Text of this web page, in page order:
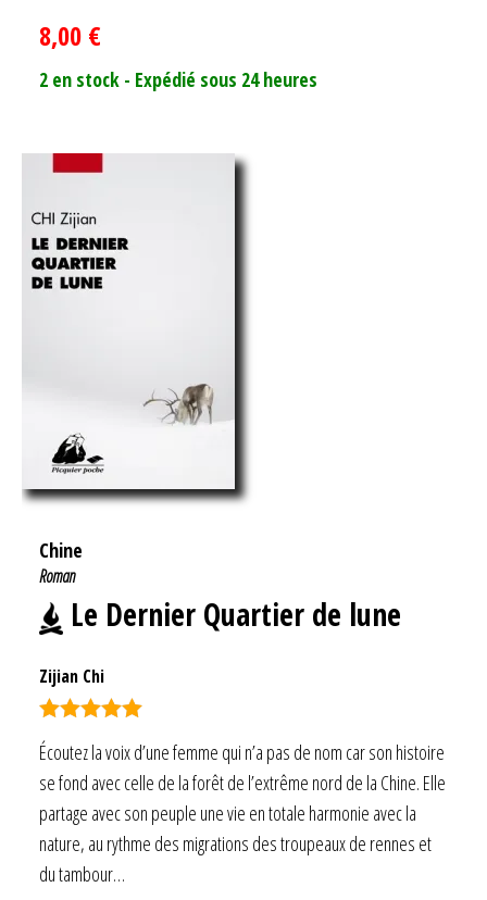
8,00 €
2 en stock - Expédié sous 24 heures
Chine
Roman
Le Dernier Quartier de lune
Zijian Chi
Note
Écoutez la voix d’une femme qui n’a pas de nom car son histoire
se fond avec celle de la forêt de l’extrême nord de la Chine. Elle
partage avec son peuple une vie en totale harmonie avec la
nature, au rythme des migrations des troupeaux de rennes et
du tambour…